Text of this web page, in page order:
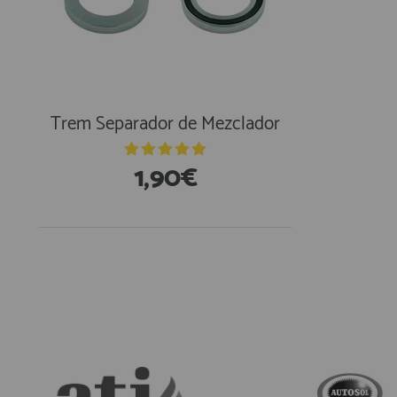
AFILIADOS
910 60 71 03
HORARIO de TIENDA:
Trem Separador de Mezclador
1,90€